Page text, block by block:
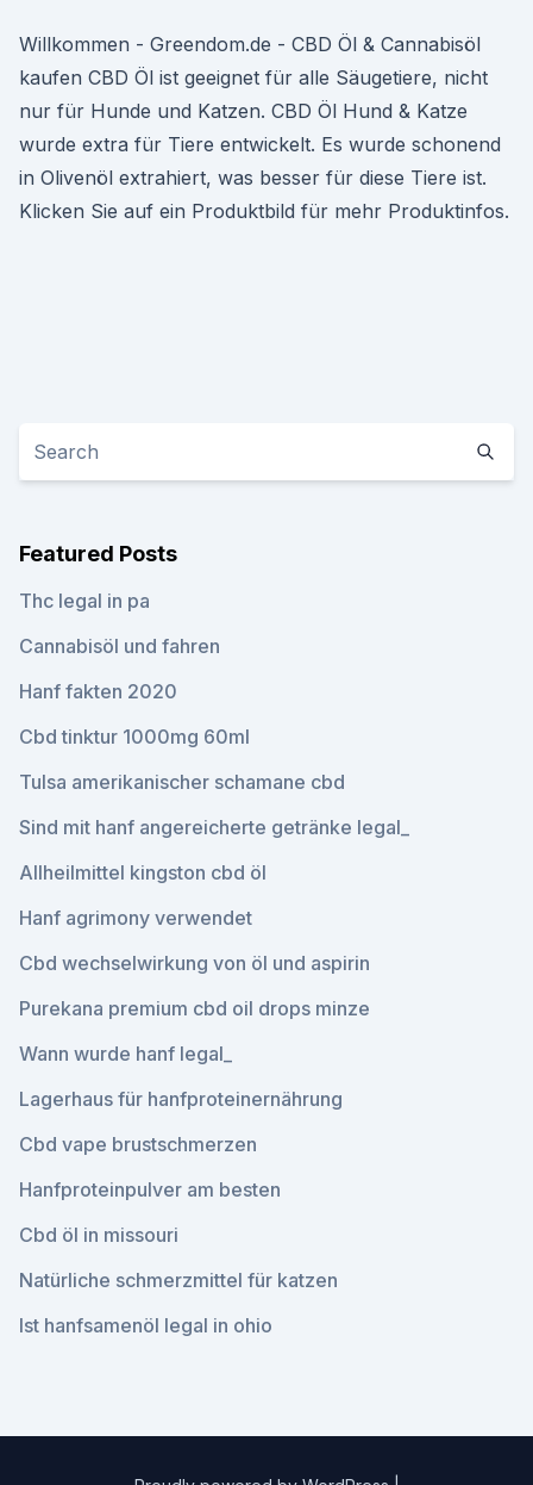
Willkommen - Greendom.de - CBD Öl & Cannabisöl
kaufen CBD Öl ist geeignet für alle Säugetiere, nicht
nur für Hunde und Katzen. CBD Öl Hund & Katze
wurde extra für Tiere entwickelt. Es wurde schonend
in Olivenöl extrahiert, was besser für diese Tiere ist.
Klicken Sie auf ein Produktbild für mehr Produktinfos.
Featured Posts
Thc legal in pa
Cannabisöl und fahren
Hanf fakten 2020
Cbd tinktur 1000mg 60ml
Tulsa amerikanischer schamane cbd
Sind mit hanf angereicherte getränke legal_
Allheilmittel kingston cbd öl
Hanf agrimony verwendet
Cbd wechselwirkung von öl und aspirin
Purekana premium cbd oil drops minze
Wann wurde hanf legal_
Lagerhaus für hanfproteinernährung
Cbd vape brustschmerzen
Hanfproteinpulver am besten
Cbd öl in missouri
Natürliche schmerzmittel für katzen
Ist hanfsamenöl legal in ohio